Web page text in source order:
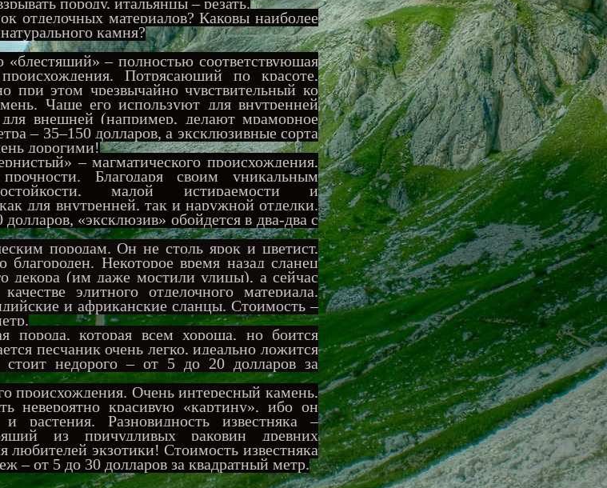
материалов? Каковы наиболее
камня?
– полностью соответствующая
Потрясающий по красоте,
при этом чрезвычайно чувствительный ко
Чаще его используют для внутренней
внешней (например, делают мраморное
– 35–150 долларов, а эксклюзивные сорта
дорогими!
– магматического происхождения,
Благодаря своим уникальным
малой истираемости и
для внутренней, так и наружной отделки.
«эксклюзив» обойдется в два-два с
породам. Он не столь ярок и цветист,
Некоторое время назад сланец
декора (им даже мостили улицы), а сейчас
элитного отделочного материала.
и африканские сланцы. Стоимость –
которая всем хороша, но боится
песчаник очень легко, идеально ложится
недорого – от 5 до 20 долларов за
происхождения. Очень интересный камень,
невероятно красивую «картину», ибо он
растения. Разновидность известняка –
из причудливых раковин древних
экзотики! Стоимость известняка
– от 5 до 30 долларов за квадратный метр.